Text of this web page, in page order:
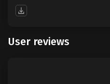
User reviews